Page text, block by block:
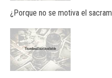
¿Porque no se motiva el